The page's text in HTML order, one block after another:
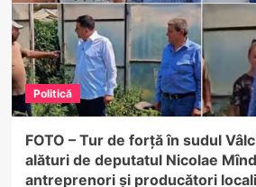
Politică
FOTO – Tur de forță în sudul
alături de deputatul Nicolae
antreprenori și producători locali